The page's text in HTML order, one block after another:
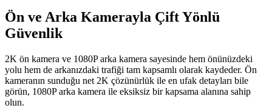
Ön ve Arka Kamerayla Çift Yönlü
Güvenlik
2K ön kamera ve 1080P arka kamera sayesinde hem önünüzdeki
yolu hem de arkanızdaki trafiği tam kapsamlı olarak kaydeder. Ön
kameranın sunduğu net 2K çözünürlük ile en ufak detayları bile
görün, 1080P arka kamera ile eksiksiz bir kapsama alanına sahip
olun.